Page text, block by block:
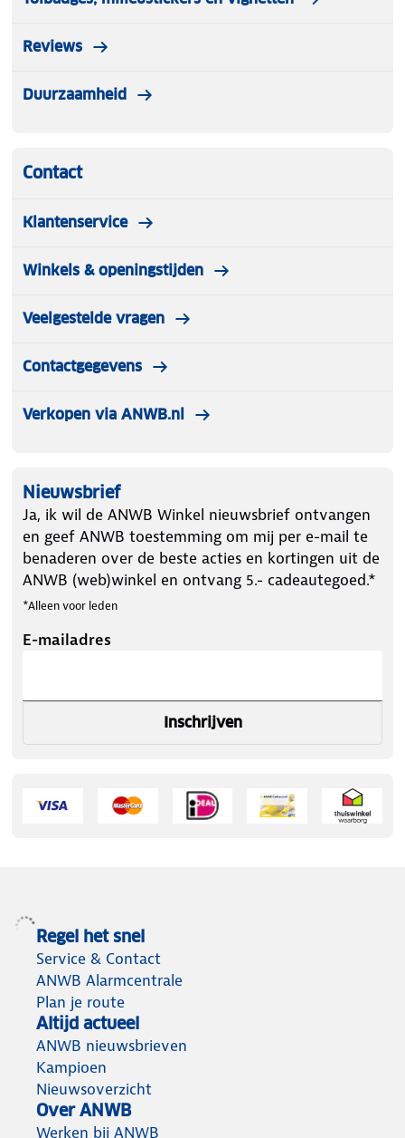
Reviews
Duurzaamheid
Contact
Klantenservice
Winkels & openingstijden
Veelgestelde vragen
Contactgegevens
Verkopen via ANWB.nl
Nieuwsbrief
Ja, ik wil de ANWB Winkel nieuwsbrief ontvangen
en geef ANWB toestemming om mij per e-mail te
benaderen over de beste acties en kortingen uit de
ANWB (web)winkel en ontvang 5.- cadeautegoed.*
*Alleen voor leden
E-mailadres
Inschrijven
Regel het snel
Service & Contact
ANWB Alarmcentrale
Plan je route
Altijd actueel
ANWB nieuwsbrieven
Kampioen
Nieuwsoverzicht
Over ANWB
Werken bij ANWB